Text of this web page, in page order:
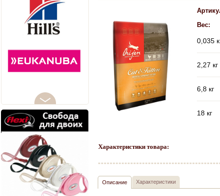
Вес:
0,035
2,27 кг
6,8 кг
18 кг
Характеристики товара:
Описание Характеристики